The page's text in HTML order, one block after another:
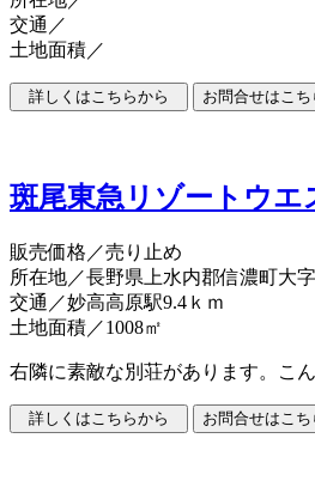
交通／
土地面積／
斑尾東急リゾートウ
販売価格 ／売り止め
所在地／長野県上水内郡信濃町大
交通／妙高高原駅9.4ｋｍ
土地面積／1008㎡
右隣に素敵な別荘があります。こ